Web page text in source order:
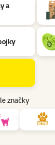
a
značky